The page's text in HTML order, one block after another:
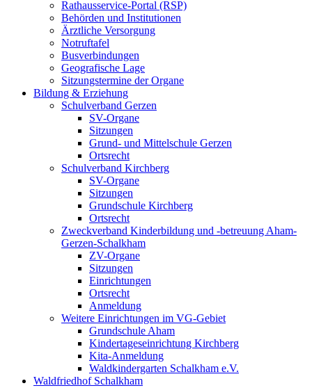
Rathausservice-Portal (RSP)
Behörden und Institutionen
Ärztliche Versorgung
Notruftafel
Busverbindungen
Geografische Lage
Sitzungstermine der Organe
Bildung & Erziehung
Schulverband Gerzen
SV-Organe
Sitzungen
Grund- und Mittelschule Gerzen
Ortsrecht
Schulverband Kirchberg
SV-Organe
Sitzungen
Grundschule Kirchberg
Ortsrecht
Zweckverband Kinderbildung und -betreuung Aham-
Gerzen-Schalkham
ZV-Organe
Sitzungen
Einrichtungen
Ortsrecht
Anmeldung
Weitere Einrichtungen im VG-Gebiet
Grundschule Aham
Kindertageseinrichtung Kirchberg
Kita-Anmeldung
Waldkindergarten Schalkham e.V.
Waldfriedhof Schalkham